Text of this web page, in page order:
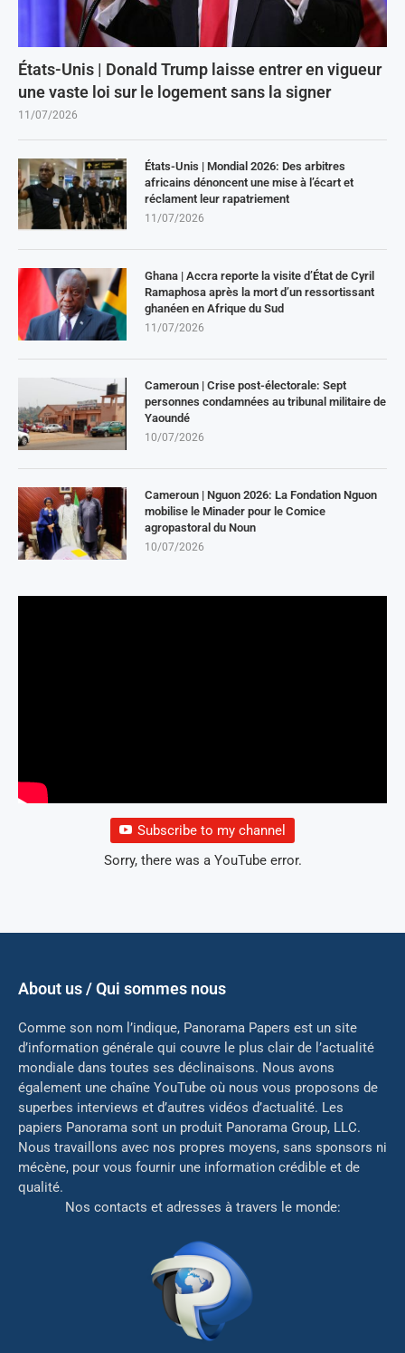
États-Unis | Donald Trump laisse entrer en vigueur
une vaste loi sur le logement sans la signer
11/07/2026
États-Unis | Mondial 2026: Des arbitres
africains dénoncent une mise à l’écart et
réclament leur rapatriement
11/07/2026
Ghana | Accra reporte la visite d’État de Cyril
Ramaphosa après la mort d’un ressortissant
ghanéen en Afrique du Sud
11/07/2026
Cameroun | Crise post-électorale: Sept
personnes condamnées au tribunal militaire de
Yaoundé
10/07/2026
Cameroun | Nguon 2026: La Fondation Nguon
mobilise le Minader pour le Comice
agropastoral du Noun
10/07/2026
Subscribe to my channel
Sorry, there was a YouTube error.
About us / Qui sommes nous
Comme son nom l’indique, Panorama Papers est un site
d’information générale qui couvre le plus clair de l’actualité
mondiale dans toutes ses déclinaisons. Nous avons
également une chaîne YouTube où nous vous proposons de
superbes interviews et d’autres vidéos d’actualité. Les
papiers Panorama sont un produit Panorama Group, LLC.
Nous travaillons avec nos propres moyens, sans sponsors ni
mécène, pour vous fournir une information crédible et de
qualité.
Nos contacts et adresses à travers le monde: